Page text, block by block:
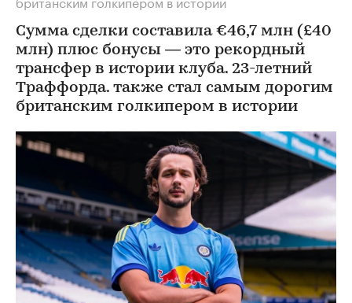
Сумма сделки составила €46,7 млн (£40
млн) плюс бонусы — это рекордный
трансфер в истории клуба. 23-летний
Траффорда. также стал самым дорогим
британским голкипером в истории